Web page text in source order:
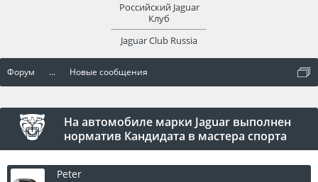
Форум ... Новые сообщения
На автомобиле марки Jaguar выполнен
норматив Кандидата в мастера спорта
Peter
Российский Jaguar
Клуб
Jaguar Club Russia
оват